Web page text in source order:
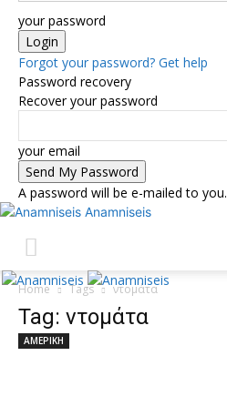
your password
Forgot your password? Get help
Password recovery
Recover your password
your email
A password will be e-mailed to you.
Anamniseis
Home Tags ντομάτα
Tag: ντομάτα
ΑΜΕΡΙΚΗ